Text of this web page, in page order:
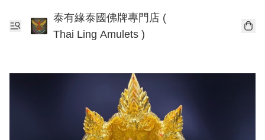
泰有緣泰國佛牌專門店 (
Thai Ling Amulets )